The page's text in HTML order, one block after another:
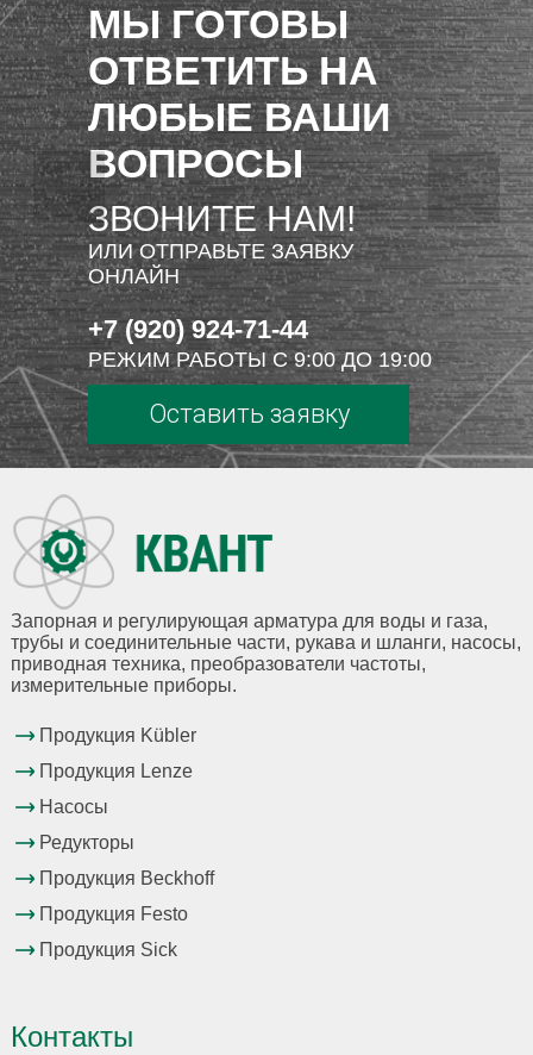
МЫ ГОТОВЫ
ОТВЕТИТЬ НА
ЛЮБЫЕ ВАШИ
ВОПРОСЫ
ЗВОНИТЕ НАМ!
ИЛИ ОТПРАВЬТЕ ЗАЯВКУ
ОНЛАЙН
+7 (920) 924-71-44
РЕЖИМ РАБОТЫ С 9:00 ДО 19:00
Оставить заявку
Запорная и регулирующая арматура для воды и газа,
трубы и соединительные части, рукава и шланги, насосы,
приводная техника, преобразователи частоты,
измерительные приборы.
Продукция Kübler
Продукция Lenze
Насосы
Редукторы
Продукция Beckhoff
Продукция Festo
Продукция Sick
Контакты